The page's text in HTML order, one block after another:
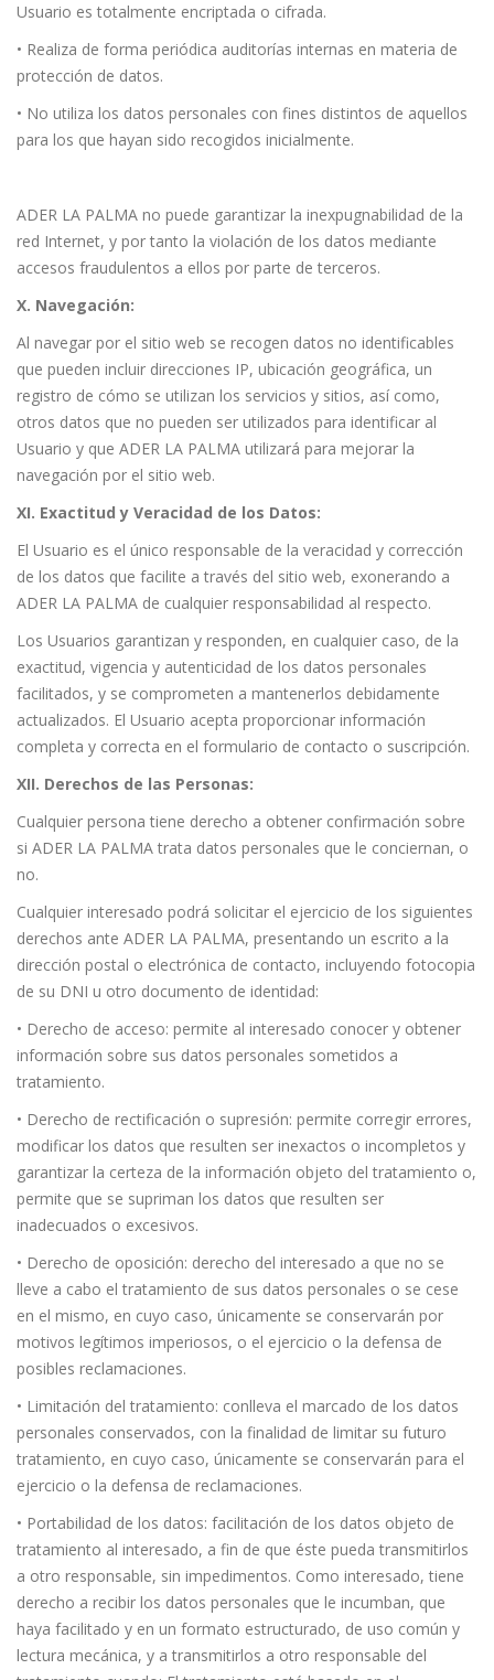
Usuario es totalmente encriptada o cifrada.
• Realiza de forma periódica auditorías internas en materia de
protección de datos.
• No utiliza los datos personales con fines distintos de aquellos
para los que hayan sido recogidos inicialmente.
ADER LA PALMA no puede garantizar la inexpugnabilidad de la
red Internet, y por tanto la violación de los datos mediante
accesos fraudulentos a ellos por parte de terceros.
X. Navegación:
Al navegar por el sitio web se recogen datos no identificables
que pueden incluir direcciones IP, ubicación geográfica, un
registro de cómo se utilizan los servicios y sitios, así como,
otros datos que no pueden ser utilizados para identificar al
Usuario y que ADER LA PALMA utilizará para mejorar la
navegación por el sitio web.
XI. Exactitud y Veracidad de los Datos:
El Usuario es el único responsable de la veracidad y corrección
de los datos que facilite a través del sitio web, exonerando a
ADER LA PALMA de cualquier responsabilidad al respecto.
Los Usuarios garantizan y responden, en cualquier caso, de la
exactitud, vigencia y autenticidad de los datos personales
facilitados, y se comprometen a mantenerlos debidamente
actualizados. El Usuario acepta proporcionar información
completa y correcta en el formulario de contacto o suscripción.
XII. Derechos de las Personas:
Cualquier persona tiene derecho a obtener confirmación sobre
si ADER LA PALMA trata datos personales que le conciernan, o
no.
Cualquier interesado podrá solicitar el ejercicio de los siguientes
derechos ante ADER LA PALMA, presentando un escrito a la
dirección postal o electrónica de contacto, incluyendo fotocopia
de su DNI u otro documento de identidad:
• Derecho de acceso: permite al interesado conocer y obtener
información sobre sus datos personales sometidos a
tratamiento.
• Derecho de rectificación o supresión: permite corregir errores,
modificar los datos que resulten ser inexactos o incompletos y
garantizar la certeza de la información objeto del tratamiento o,
permite que se supriman los datos que resulten ser
inadecuados o excesivos.
• Derecho de oposición: derecho del interesado a que no se
lleve a cabo el tratamiento de sus datos personales o se cese
en el mismo, en cuyo caso, únicamente se conservarán por
motivos legítimos imperiosos, o el ejercicio o la defensa de
posibles reclamaciones.
• Limitación del tratamiento: conlleva el marcado de los datos
personales conservados, con la finalidad de limitar su futuro
tratamiento, en cuyo caso, únicamente se conservarán para el
ejercicio o la defensa de reclamaciones.
• Portabilidad de los datos: facilitación de los datos objeto de
tratamiento al interesado, a fin de que éste pueda transmitirlos
a otro responsable, sin impedimentos. Como interesado, tiene
derecho a recibir los datos personales que le incumban, que
haya facilitado y en un formato estructurado, de uso común y
lectura mecánica, y a transmitirlos a otro responsable del